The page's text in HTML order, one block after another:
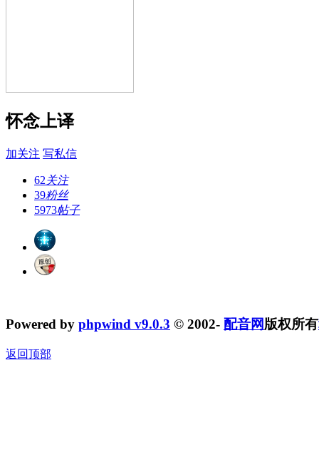
怀念上译
加关注 写私信
62关注
39粉丝
5973帖子
Powered by phpwind v9.0.3 © 2002- 配音网版权所有
返回顶部